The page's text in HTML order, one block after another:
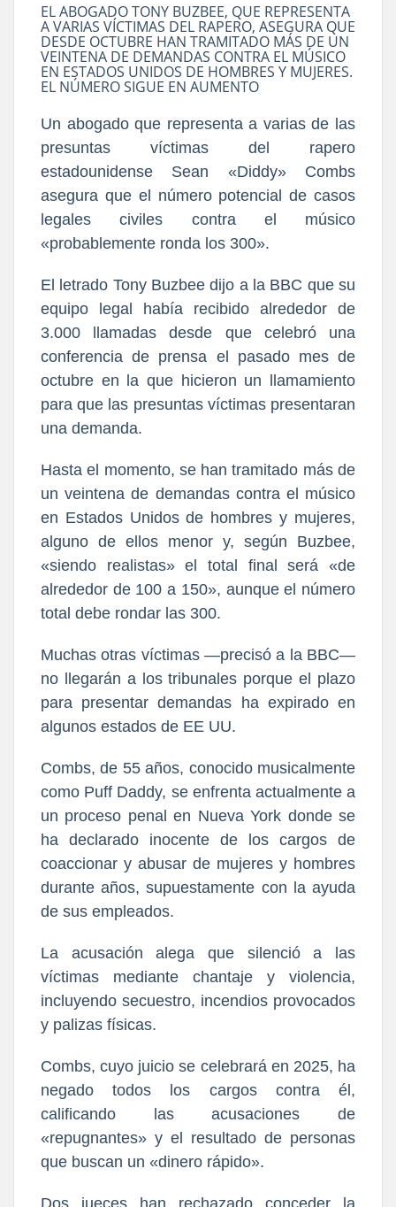
EL ABOGADO TONY BUZBEE, QUE REPRESENTA
A VARIAS VÍCTIMAS DEL RAPERO, ASEGURA QUE
DESDE OCTUBRE HAN TRAMITADO MÁS DE UN
VEINTENA DE DEMANDAS CONTRA EL MÚSICO
EN ESTADOS UNIDOS DE HOMBRES Y MUJERES.
EL NÚMERO SIGUE EN AUMENTO
Un abogado que representa a varias de las
presuntas víctimas del rapero
estadounidense Sean «Diddy» Combs
asegura que el número potencial de casos
legales civiles contra el músico
«probablemente ronda los 300».
El letrado Tony Buzbee dijo a la BBC que su
equipo legal había recibido alrededor de
3.000 llamadas desde que celebró una
conferencia de prensa el pasado mes de
octubre en la que hicieron un llamamiento
para que las presuntas víctimas presentaran
una demanda.
Hasta el momento, se han tramitado más de
un veintena de demandas contra el músico
en Estados Unidos de hombres y mujeres,
alguno de ellos menor y, según Buzbee,
«siendo realistas» el total final será «de
alrededor de 100 a 150», aunque el número
total debe rondar las 300.
Muchas otras víctimas —precisó a la BBC—
no llegarán a los tribunales porque el plazo
para presentar demandas ha expirado en
algunos estados de EE UU.
Combs, de 55 años, conocido musicalmente
como Puff Daddy, se enfrenta actualmente a
un proceso penal en Nueva York donde se
ha declarado inocente de los cargos de
coaccionar y abusar de mujeres y hombres
durante años, supuestamente con la ayuda
de sus empleados.
La acusación alega que silenció a las
víctimas mediante chantaje y violencia,
incluyendo secuestro, incendios provocados
y palizas físicas.
Combs, cuyo juicio se celebrará en 2025, ha
negado todos los cargos contra él,
calificando las acusaciones de
«repugnantes» y el resultado de personas
que buscan un «dinero rápido».
Dos jueces han rechazado conceder la